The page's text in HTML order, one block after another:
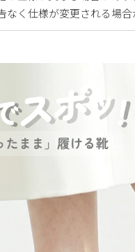
なく仕様が変更される場合